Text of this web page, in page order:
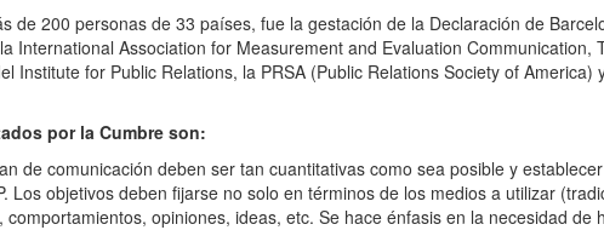
de 200 personas de 33 países, fue la gestación de la Declaración de
International Association for Measurement and Evaluation Communication,
Institute for Public Relations, la PRSA (Public Relations Society of America)
por la Cumbre son:
de comunicación deben ser tan cuantitativas como sea posible y
Los objetivos deben fijarse no solo en términos de los medios a utilizar
opiniones, ideas, etc. Se hace énfasis en la necesidad de